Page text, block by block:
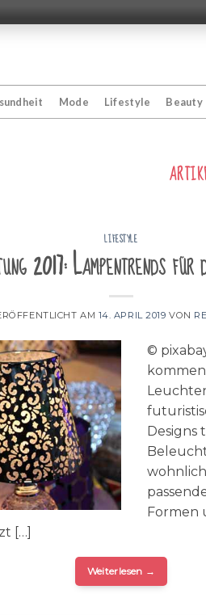
Mode Lifestyle Beauty
LIFESTYLE
2017: Lampentrends
AM 14. APRIL 2019 VON
©
Designs
Formen
[…]
Weiterlesen →